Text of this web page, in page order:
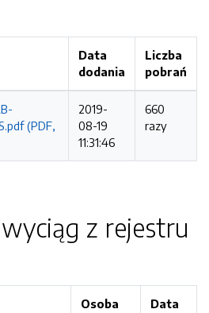
Data
dodania
Liczba
pobrań
(PDF,
2019-
08-19
11:31:46
660
razy
z rejestru
Osoba Data